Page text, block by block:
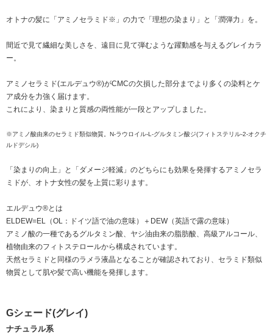
オトナの髪に「アミノセラミド※」の力で「理想の染まり」と「潤弾力」を。
間近で見て繊細な美しさを、遠目に見て弾むような躍動感を与えるグレイカラ
ー。
アミノセラミド(エルデュウ®)がCMCの欠損した部分までより多くの染料とケ
ア成分を力強く届けます。
これにより、染まりと質感の両性能が一段とアップしました。
※アミノ酸由来のセラミド類似物質。N-ラウロイル-L-グルタミン酸ジ(フィトステリル-2-オクチ
ルドデシル)
「染まりの向上」と「ダメージ軽減」のどちらにも効果を発揮するアミノセラ
ミドが、オトナ女性の髪を上質に彩ります。
エルデュウ®とは
ELDEW=EL（OL：ドイツ語で油の意味）＋DEW（英語で露の意味）
アミノ酸の一種であるグルタミン酸、ヤシ油由来の脂肪酸、高級アルコール、
植物由来のフィトステロールから構成されています。
天然セラミドと同様のラメラ液晶となることが確認されており、セラミド類似
物質として肌や髪で高い機能を発揮します。
Gシェード(グレイ)
ナチュラル系